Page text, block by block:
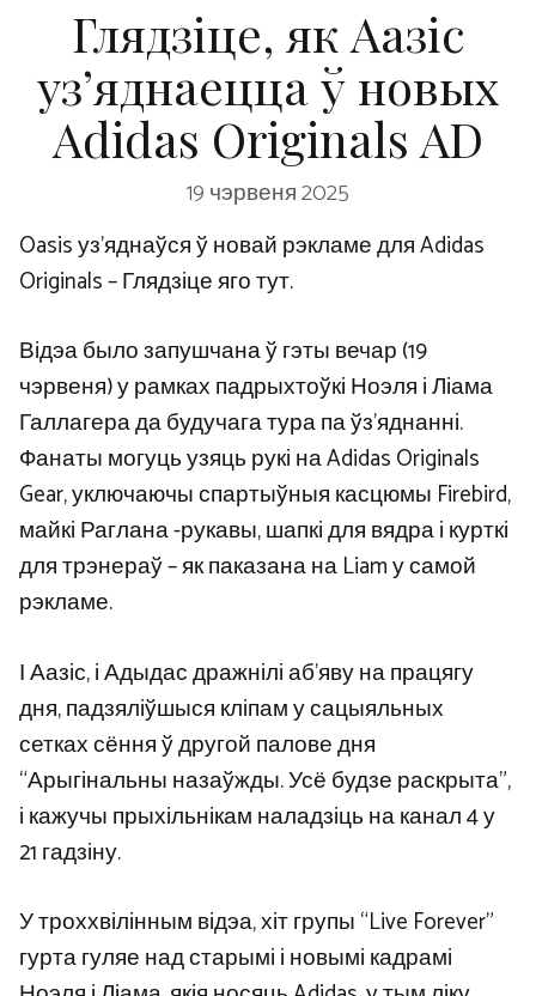
Глядзіце, як Аазіс
уз’яднаецца ў новых
Adidas Originals AD
19 чэрвеня 2025
Oasis уз’яднаўся ў новай рэкламе для Adidas
Originals – Глядзіце яго тут.
Відэа было запушчана ў гэты вечар (19
чэрвеня) у рамках падрыхтоўкі Ноэля і Ліама
Галлагера да будучага тура па ўз’яднанні.
Фанаты могуць узяць рукі на Adidas Originals
Gear, уключаючы спартыўныя касцюмы Firebird,
майкі Раглана -рукавы, шапкі для вядра і курткі
для трэнераў – як паказана на Liam у самой
рэкламе.
І Аазіс, і Адыдас дражнілі аб’яву на працягу
дня, падзяліўшыся кліпам у сацыяльных
сетках сёння ў другой палове дня
“Арыгінальны назаўжды. Усё будзе раскрыта”,
і кажучы прыхільнікам наладзіць на канал 4 у
21 гадзіну.
У троххвілінным відэа, хіт групы “Live Forever”
гурта гуляе над старымі і новымі кадрамі